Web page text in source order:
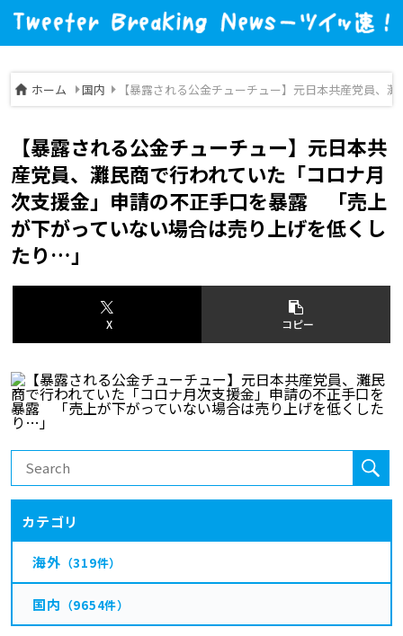
ホーム 国内 【暴露される公金チューチュー】元日本共産党員
【暴露される公金チューチュー】元日本共
産党員、灘民商で行われていた「コロナ月
次支援金」申請の不正手口を暴露 「売上
が下がっていない場合は売り上げを低くし
たり…」
X コピー
カテゴリ
海外 （319件）
国内 （9654件）